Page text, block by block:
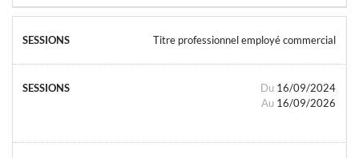
Titre professionnel employé commercial
Du 16/09/2024
Au 16/09/2026